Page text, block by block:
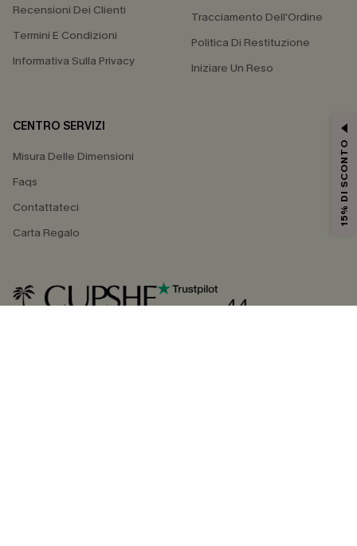
Recensioni Dei Clienti
Termini E Condizioni
Informativa Sulla Privacy
Tracciamento Dell'Ordine
Politica Di Restituzione
Iniziare Un Reso
CENTRO SERVIZI
Misura Delle Dimensioni
Faqs
Contattateci
Carta Regalo
4.4
15% DI SCONTO